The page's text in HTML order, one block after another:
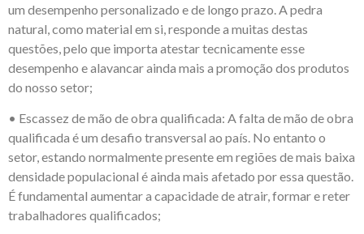
um desempenho personalizado e de longo prazo. A pedra
natural, como material em si, responde a muitas destas
questões, pelo que importa atestar tecnicamente esse
desempenho e alavancar ainda mais a promoção dos produtos
do nosso setor;
• Escassez de mão de obra qualificada: A falta de mão de obra
qualificada é um desafio transversal ao país. No entanto o
setor, estando normalmente presente em regiões de mais baixa
densidade populacional é ainda mais afetado por essa questão.
É fundamental aumentar a capacidade de atrair, formar e reter
trabalhadores qualificados;